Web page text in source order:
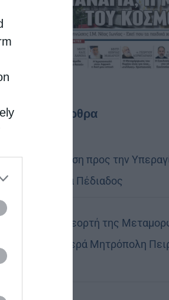
to
Τελευταία άρθρα
Ιερά Παράκληση προς την
στην Πολυθέα Πέδιαδος
Η Δεσποτική εορτή της
Κυρίου στην Ιερά Μητρόπολη